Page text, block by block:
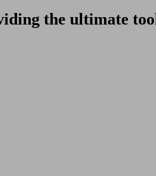
the ultimate